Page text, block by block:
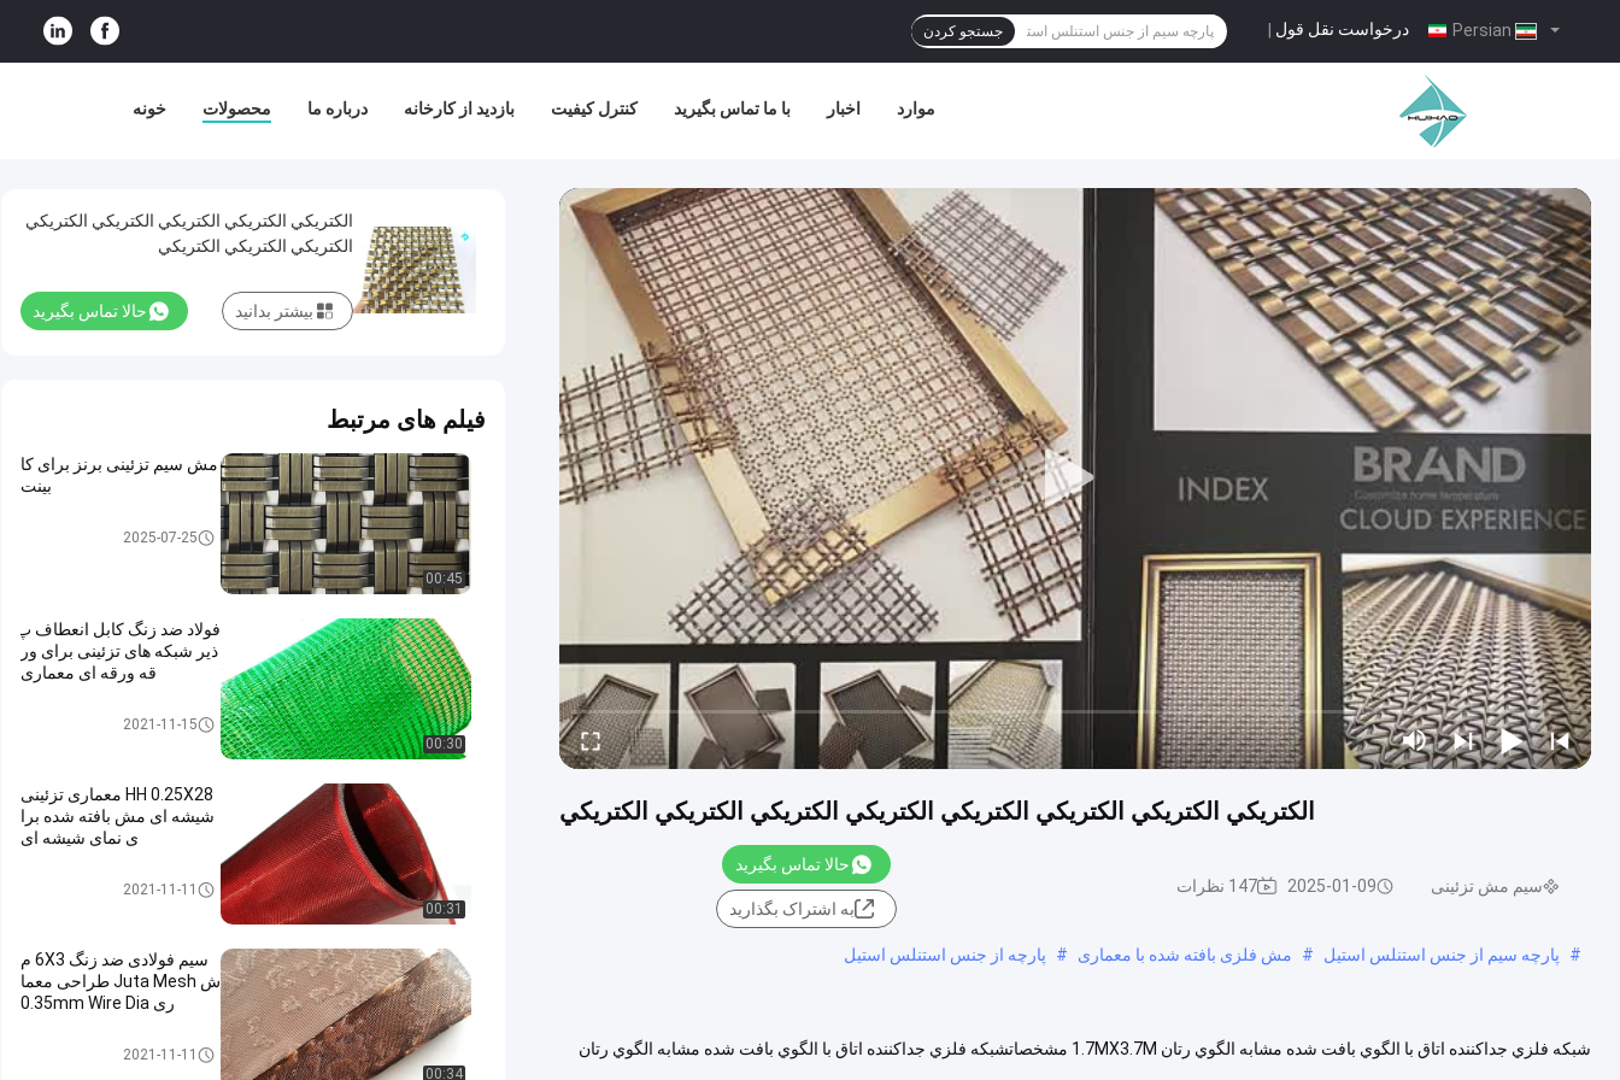
درخواست نقل قول جستجو کردن
خونه محصولات درباره ما بازدید از کارخانه کنترل کیفیت با ما تماس بگیرید اخبار موارد
الكتريكي الكتريكي الكتريكي الكتريكي الكتريكي الكتريكي الكتريكي الكتريكي
سیم مش تزئینی 2025-01-09 147 نظرات
حالا تماس بگیرید
به اشتراک بگذارید
# پارچه سیم از جنس استنلس استیل # مش فلزی بافته شده با معماری # پارچه از جنس استنلس استیل
شبكه فلزي جداكننده اتاق با الگوي بافت شده مشابه الگوي رتان 1.7MX3.7M مشخصاتشبكه فلزي جداكننده اتاق با الگوي بافت شده مشابه الگوي رتان
الكتريكي الكتريكي الكتريكي الكتريكي الكتريكي
الكتريكي الكتريكي الكتريكي
حالا تماس بگیرید بیشتر بدانید
فیلم های مرتبط
00:45
مش سیم تزئینی برنز برای کا
بینت
2025-07-25
00:30
فولاد ضد زنگ کابل انعطاف پ
ذیر شبکه های تزئینی برای ور
قه ورقه ای معماری
2021-11-15
00:31
HH 0.25X28 معماری تزئینی
شیشه ای مش بافته شده برا
ی نمای شیشه ای
2021-11-11
00:34
سیم فولادی ضد زنگ 6X3 م
ش Juta Mesh طراحی معما
ری 0.35mm Wire Dia
2021-11-11